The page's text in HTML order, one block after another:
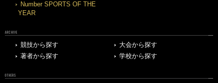
Number SPORTS OF THE
YEAR
ARCHIVE
競技から探す
大会から探す
著者から探す
学校から探す
OTHERS